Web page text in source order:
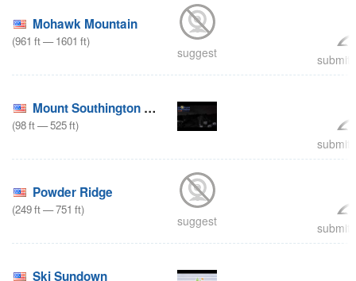
Mohawk Mountain
(961 ft—1601 ft)
suggest submit
Mount Southington Ski Area
(98ft—525ft)
submit
Powder Ridge
(249ft—751 ft)
suggest submit
Ski Sundown